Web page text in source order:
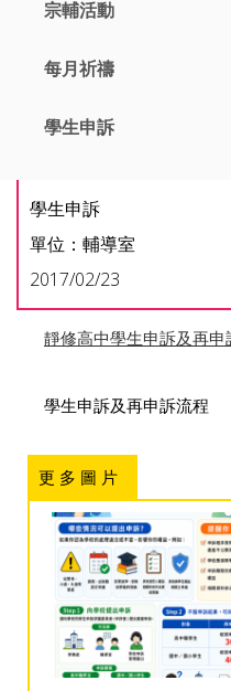
宗輔活動
每月祈禱
學生申訴
學生申訴
單位：輔導室
2017/02/23
靜修高中學生申訴及再
學生申訴及再申訴流程
更 多 圖 片